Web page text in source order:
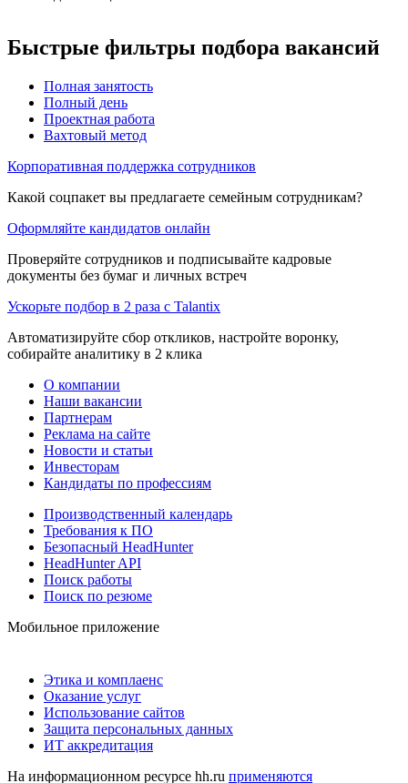
Быстрые фильтры подбора вакансий
Полная занятость
Полный день
Проектная работа
Вахтовый метод
Корпоративная поддержка сотрудников
Какой соцпакет вы предлагаете семейным сотрудникам?
Оформляйте кандидатов онлайн
Проверяйте сотрудников и подписывайте кадровые
документы без бумаг и личных встреч
Ускорьте подбор в 2 раза с Talantix
Автоматизируйте сбор откликов, настройте воронку,
собирайте аналитику в 2 клика
О компании
Наши вакансии
Партнерам
Реклама на сайте
Новости и статьи
Инвесторам
Кандидаты по профессиям
Производственный календарь
Требования к ПО
Безопасный HeadHunter
HeadHunter API
Поиск работы
Поиск по резюме
Мобильное приложение
Этика и комплаенс
Оказание услуг
Использование сайтов
Защита персональных данных
ИТ аккредитация
На информационном ресурсе hh.ru применяются